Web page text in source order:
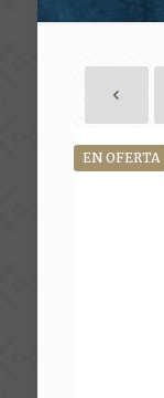
EN OFERTA